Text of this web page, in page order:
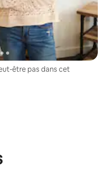
être pas dans cet